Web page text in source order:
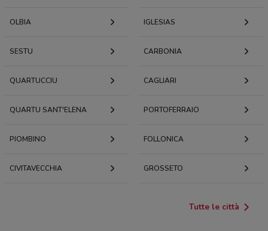
OLBIA IGLESIAS
SESTU CARBONIA
QUARTUCCIU CAGLIARI
QUARTU SANT'ELENA PORTOFERRAIO
PIOMBINO FOLLONICA
CIVITAVECCHIA GROSSETO
Tutte le città